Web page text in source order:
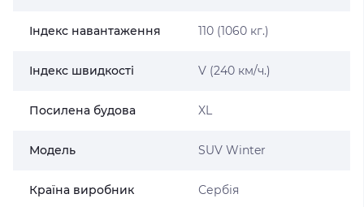
Індекс навантаження 110 (1060 кг.)
Індекс швидкості V (240 км/ч.)
Посилена будова XL
Модель SUV Winter
Країна виробник Сербія